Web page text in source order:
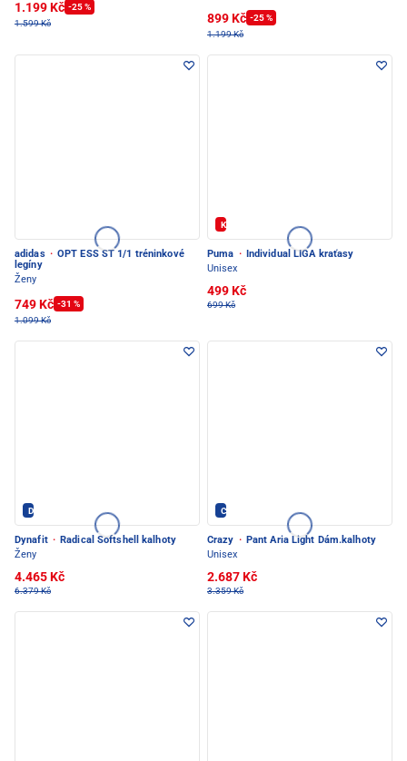
1.199 Kč -25 %
1.599 Kč
899 Kč -25 %
1.199 Kč
adidas · OPT ESS ST 1/1 tréninkové
legíny
Ženy
749 Kč -31 %
1.099 Kč
Kód: FOTBAL20
Puma ·
Individual LIGA kraťasy
Unisex
499 Kč
699 Kč
Dynafit - PEC POD SNĚŽKOU
Dynafit · Radical Softshell kalhoty
Ženy
4.465 Kč
6.379 Kč
Crazy - PEC POD SNĚŽKOU
Crazy · Pant Aria Light Dám.kalhoty
Unisex
2.687 Kč
3.359 Kč